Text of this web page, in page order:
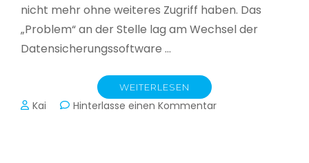
nicht mehr ohne weiteres Zugriff haben. Das
„Problem“ an der Stelle lag am Wechsel der
Datensicherungssoftware …
WEITERLESEN
Kai Hinterlasse einen Kommentarzu